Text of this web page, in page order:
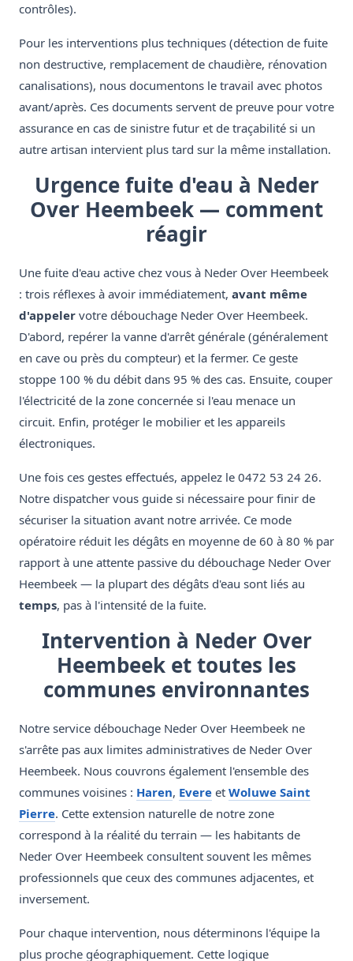
contrôles).
Pour les interventions plus techniques (détection de fuite
non destructive, remplacement de chaudière, rénovation
canalisations), nous documentons le travail avec photos
avant/après. Ces documents servent de preuve pour votre
assurance en cas de sinistre futur et de traçabilité si un
autre artisan intervient plus tard sur la même installation.
Urgence fuite d'eau à Neder
Over Heembeek — comment
réagir
Une fuite d'eau active chez vous à Neder Over Heembeek
: trois réflexes à avoir immédiatement, avant même
d'appeler votre débouchage Neder Over Heembeek.
D'abord, repérer la vanne d'arrêt générale (généralement
en cave ou près du compteur) et la fermer. Ce geste
stoppe 100 % du débit dans 95 % des cas. Ensuite, couper
l'électricité de la zone concernée si l'eau menace un
circuit. Enfin, protéger le mobilier et les appareils
électroniques.
Une fois ces gestes effectués, appelez le 0472 53 24 26.
Notre dispatcher vous guide si nécessaire pour finir de
sécuriser la situation avant notre arrivée. Ce mode
opératoire réduit les dégâts en moyenne de 60 à 80 % par
rapport à une attente passive du débouchage Neder Over
Heembeek — la plupart des dégâts d'eau sont liés au
temps, pas à l'intensité de la fuite.
Intervention à Neder Over
Heembeek et toutes les
communes environnantes
Notre service débouchage Neder Over Heembeek ne
s'arrête pas aux limites administratives de Neder Over
Heembeek. Nous couvrons également l'ensemble des
communes voisines : Haren, Evere et Woluwe Saint
Pierre. Cette extension naturelle de notre zone
correspond à la réalité du terrain — les habitants de
Neder Over Heembeek consultent souvent les mêmes
professionnels que ceux des communes adjacentes, et
inversement.
Pour chaque intervention, nous déterminons l'équipe la
plus proche géographiquement. Cette logique